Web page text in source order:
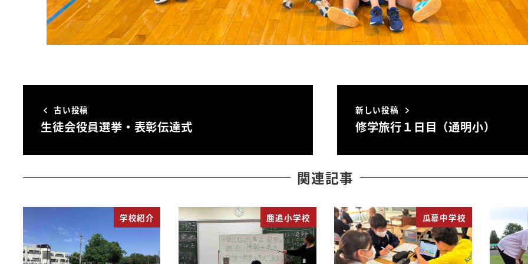
古い投稿
生徒会役員選挙・表彰伝達式
新しい投稿
修学旅行１日目（通明小）
関連記事
学校紹介 鹿追小学校 瓜幕中学校